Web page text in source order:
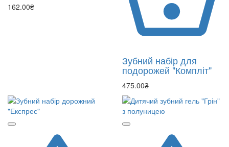
162.00₴
Зубний набір для
подорожей "Компліт"
475.00₴